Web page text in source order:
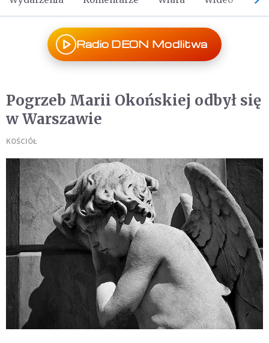
Radio DEON Modlitwa
Pogrzeb Marii Okońskiej odbył się
w Warszawie
KOŚCIÓŁ